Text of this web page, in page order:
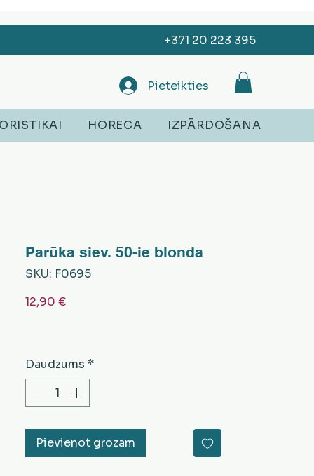
+371 20 223 395
Pieteikties
HORECA IZPĀRDOŠANA
Parūka siev. 50-ie blonda
SKU: F0695
12,90 €
Daudzums *
Pievienot grozam